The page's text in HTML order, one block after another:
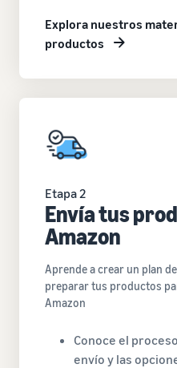
Explora nuestros
productos
Etapa 2
Envía tus
Amazon
Aprende a crear un plan
preparar tus productos
Amazon
Conoce el
envío y las